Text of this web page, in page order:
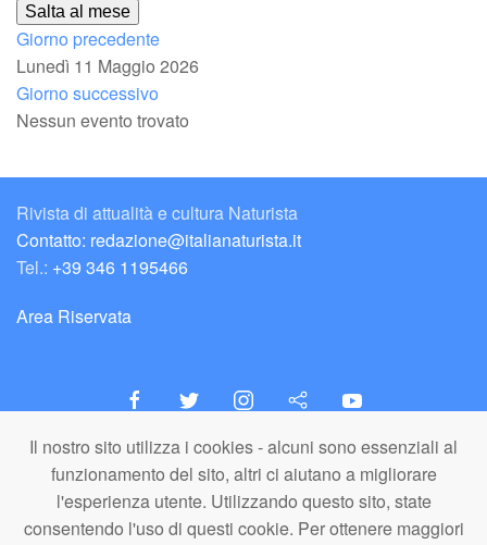
Il nostro sito utilizza i cookies - alcuni sono essenziali al
funzionamento del sito, altri ci aiutano a migliorare
l'esperienza utente. Utilizzando questo sito, state
consentendo l'uso di questi cookie. Per ottenere maggiori
Salta al mese
Giorno precedente
Lunedì 11 Maggio 2026
Giorno successivo
Nessun evento trovato
Rivista di attualità e cultura Naturista
Contatto: redazione@italianaturista.it
Tel.: +39 346 1195466
Area Riservata
italiaNATURISTA
Editore e Redazione
A.N.ITA. Associazione Naturista Italiana (APS)
C.F. 80203710159